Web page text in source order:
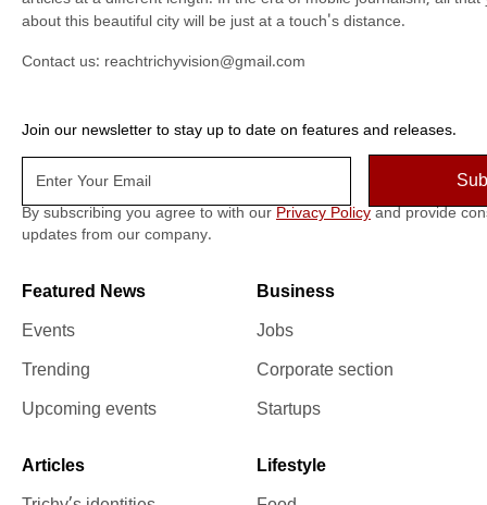
about this beautiful city will be just at a touch's distance.
Contact us: reachtrichyvision@gmail.com
Join our newsletter to stay up to date on features and releases.
By subscribing you agree to with our Privacy Policy and provide
updates from our company.
Featured News
Events
Trending
Upcoming events
Business
Jobs
Corporate section
Startups
Articles
Lifestyle